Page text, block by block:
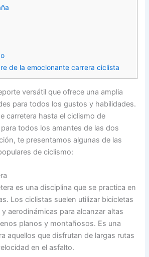
de la emocionante carrera ciclista
versátil que ofrece una amplia
para todos los gustos y habilidades.
carretera hasta el ciclismo de
todos los amantes de las dos
te presentamos algunas de las
de ciclismo:
es una disciplina que se practica en
Los ciclistas suelen utilizar bicicletas
aerodinámicas para alcanzar altas
planos y montañosos. Es una
aquellos que disfrutan de largas rutas
en el asfalto.